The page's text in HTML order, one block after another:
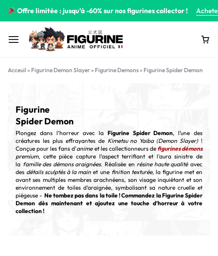
Offre limitée : jusqu’à -60% sur nos figurines collector !
Acceuil » Figurine Demon Slayer» Figurine Demons» Figurine Spider Demon
Figurine
Spider Demon
Plongez dans l’horreur avec la Figurine Spider Demon, l’une des
créatures les plus effrayantes de Kimetsu no Yaiba (Demon Slayer)!
Conçue pour les fans d’animeet les collectionneurs de figurines démons
premium, cette pièce capture l’aspect terrifiant et l’aura sinistre de
la famille des démons araignées. Réalisée en résine haute qualitéavec
des détails sculptés à la main et une finition texturée, la figurine met en
avant ses multiples membres arachnéens, son visage inquiétant et son
environnement de toiles d’araignée, symbolisant sa nature cruelle et
piégeuse - Ne tombez pas dans la toile ! Commandez la Figurine Spider
Demon dès maintenant et ajoutez une touche d’horreur à votre
collection !